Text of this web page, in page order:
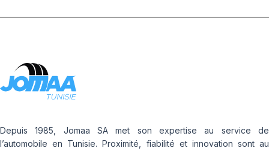
Depuis 1985, Jomaa SA met son expertise au service de
l’automobile en Tunisie. Proximité, fiabilité et innovation sont au